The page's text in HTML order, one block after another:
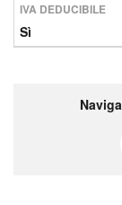
IVA DEDUCIBILE
Sì